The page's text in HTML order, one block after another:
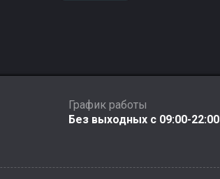
График работы
Без выходных с 09:00-22:00